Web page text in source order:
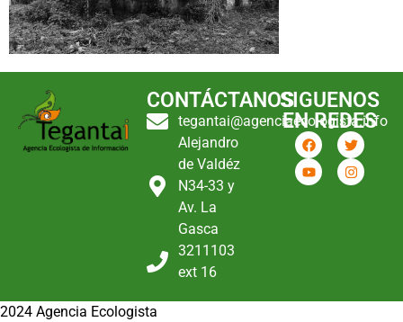
CONTÁCTANOS
tegantai@agenciaecologista.info
Alejandro
de Valdéz
N34-33 y
Av. La
Gasca
3211103
ext 16
SIGUENOS
EN REDES
2024 Agencia Ecologista